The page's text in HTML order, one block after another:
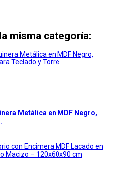
misma categoría:
Metálica en MDF Negro,